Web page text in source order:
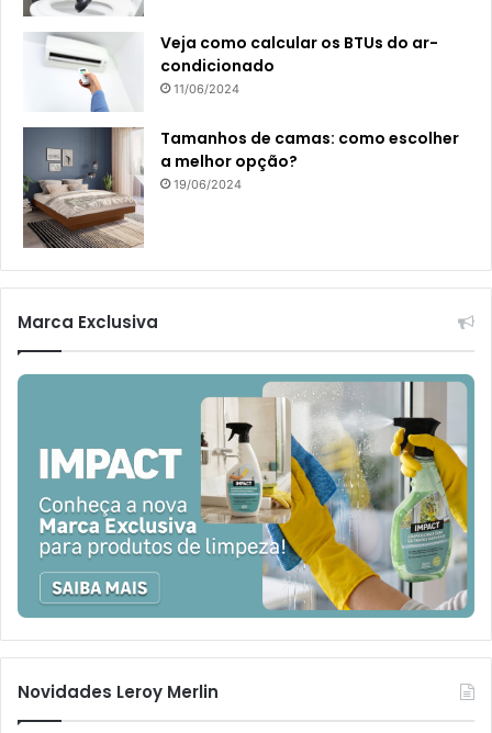
Veja como calcular os BTUs do ar-
condicionado
11/06/2024
Tamanhos de camas: como escolher
a melhor opção?
19/06/2024
Marca Exclusiva
Novidades Leroy Merlin